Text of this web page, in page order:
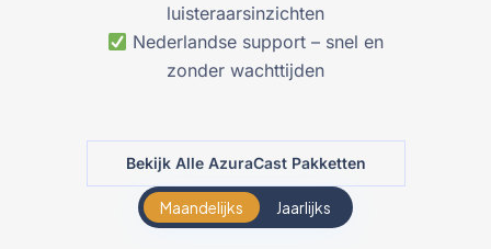
luisteraarsinzichten
Nederlandse support – snel en
zonder wachttijden
Bekijk Alle AzuraCast Pakketten
Maandelijks Jaarlijks